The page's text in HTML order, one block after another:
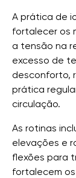
A prática de
fortalecer os
a tensão na
excesso de
desconforto,
prática
circulação.
As rotinas
elevações e
flexões para
fortalecem